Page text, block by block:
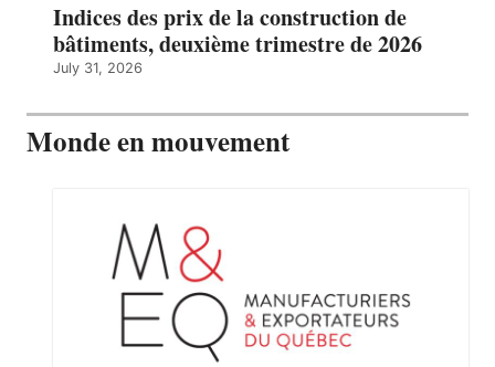
Indices des prix de la construction de
bâtiments, deuxième trimestre de 2026
July 31, 2026
Monde en mouvement